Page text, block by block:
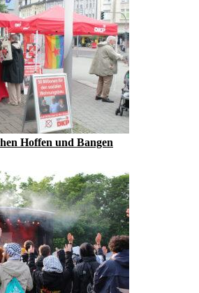
Hoffen und Bangen